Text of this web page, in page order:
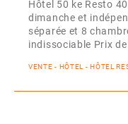
Hôtel 50 ke Resto
dimanche et
séparée et 8
indissociable Prix
VENTE - HÔTEL - HÔTEL